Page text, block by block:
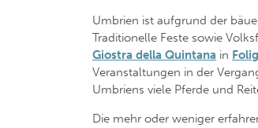
Umbrien ist aufgrund der
Traditionelle Feste sowie
Giostra della Quintana in
Veranstaltungen in der
Umbriens viele Pferde und
Die mehr oder weniger